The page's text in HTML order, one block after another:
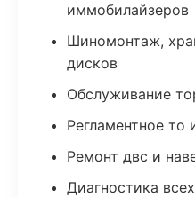
иммобилайзеров
Шиномонтаж,
дисков
Обслуживание
Регламентное то
Ремонт двс и
Диагностика